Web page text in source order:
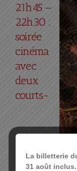
21h45 –
22h30 :
soirée
cinéma
avec
deux
courts-
La billetterie
31 août inclus.